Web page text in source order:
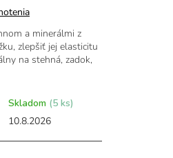
Skladom (5 ks)
10.8.2026
a minerálmi z
zlepšiť jej elasticitu
na stehná, zadok,